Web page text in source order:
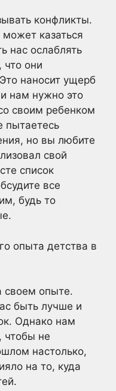
конфликты.
казаться
нас ослаблять
что они
наносит ущерб
нам нужно это
своим ребенком
пытаетесь
но вы любите
свой
список
все
будь то
опыта детства в
своем опыте.
быть лучше и
Однако нам
чтобы не
настолько,
на то, куда